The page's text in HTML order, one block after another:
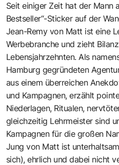
Seit einiger Zeit hat der Mann
Bestseller“-Sticker auf der
Jean-Remy von Matt ist eine
Werbebranche und zieht
Lebensjahrzehnten. Als
Hamburg gegründeten
aus einem überreichen
und Kampagnen, erzählt
Niederlagen, Ritualen,
gleichzeitig Lehrmeister sind
Kampagnen für die großen
Jung von Matt ist
sich), ehrlich und dabei nicht